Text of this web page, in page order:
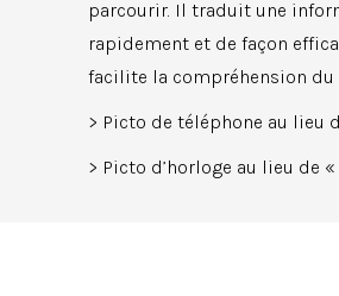
parcourir. Il traduit une
rapidement et de façon
facilite la compréhension du
> Picto de téléphone au lieu
> Picto d’horloge au lieu de